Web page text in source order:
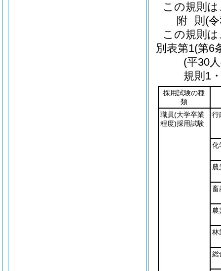
この規則
附 則 (
この規則
別表第1(第6
(平30
規則1
採用試験の種
類
職員(大学卒業
程度)採用試験
行
化
農
畜
農
林
総